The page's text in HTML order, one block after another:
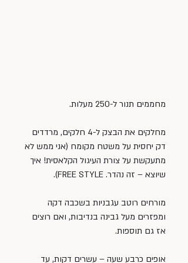
מחממים תנור ל-250 מעלות.
מחלקים את הבצק ל-4 חלקים, מרדדים
דק יחסית על משטח מקומח (אני ממש לא
מתעקשת על צורת העיגול הקלאסית! איך
שיוצא – זה נהדר. FREE STYLE).
מורחים רוטב עגבניות בשכבה דקה
ומפזרים מעל גבינה בנדיבות, ואם רוצים
אז גם תוספות.
אופים כרבע שעה – עשרים דקות, עד